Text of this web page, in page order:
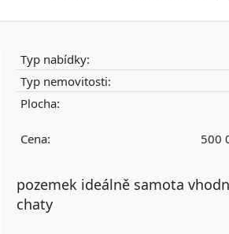
Typ nabídky:
Typ nemovitosti:
Plocha:
Cena: 500
pozemek ideálně samota
chaty